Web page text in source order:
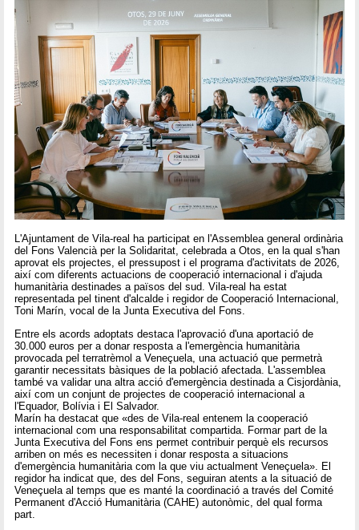
L'Ajuntament de Vila-real ha participat en l'Assemblea general ordinària
del Fons Valencià per la Solidaritat, celebrada a Otos, en la qual s'han
aprovat els projectes, el pressupost i el programa d'activitats de 2026,
així com diferents actuacions de cooperació internacional i d'ajuda
humanitària destinades a països del sud. Vila-real ha estat
representada pel tinent d'alcalde i regidor de Cooperació Internacional,
Toni Marín, vocal de la Junta Executiva del Fons.
Entre els acords adoptats destaca l'aprovació d'una aportació de
30.000 euros per a donar resposta a l'emergència humanitària
provocada pel terratrèmol a Veneçuela, una actuació que permetrà
garantir necessitats bàsiques de la població afectada. L'assemblea
també va validar una altra acció d'emergència destinada a Cisjordània,
així com un conjunt de projectes de cooperació internacional a
l'Equador, Bolívia i El Salvador.
Marín ha destacat que «des de Vila-real entenem la cooperació
internacional com una responsabilitat compartida. Formar part de la
Junta Executiva del Fons ens permet contribuir perquè els recursos
arriben on més es necessiten i donar resposta a situacions
d'emergència humanitària com la que viu actualment Veneçuela». El
regidor ha indicat que, des del Fons, seguiran atents a la situació de
Veneçuela al temps que es manté la coordinació a través del Comité
Permanent d'Acció Humanitària (CAHE) autonòmic, del qual forma
part.